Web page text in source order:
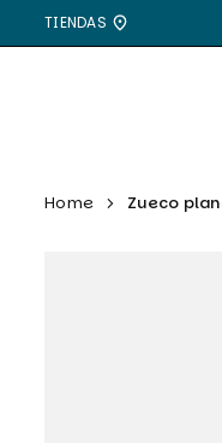
directamente
TIENDAS
Home Zueco